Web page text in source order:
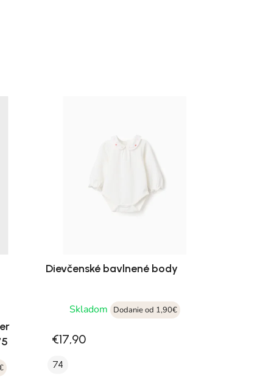
Dievčenské bavlnené body
Skladom Dodanie od 1,90€
€17,90
74